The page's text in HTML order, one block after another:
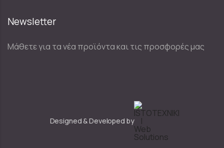
Newsletter
Μάθετε για τα νέα προϊόντα και τις προσφορές μας
Designed & Developed by